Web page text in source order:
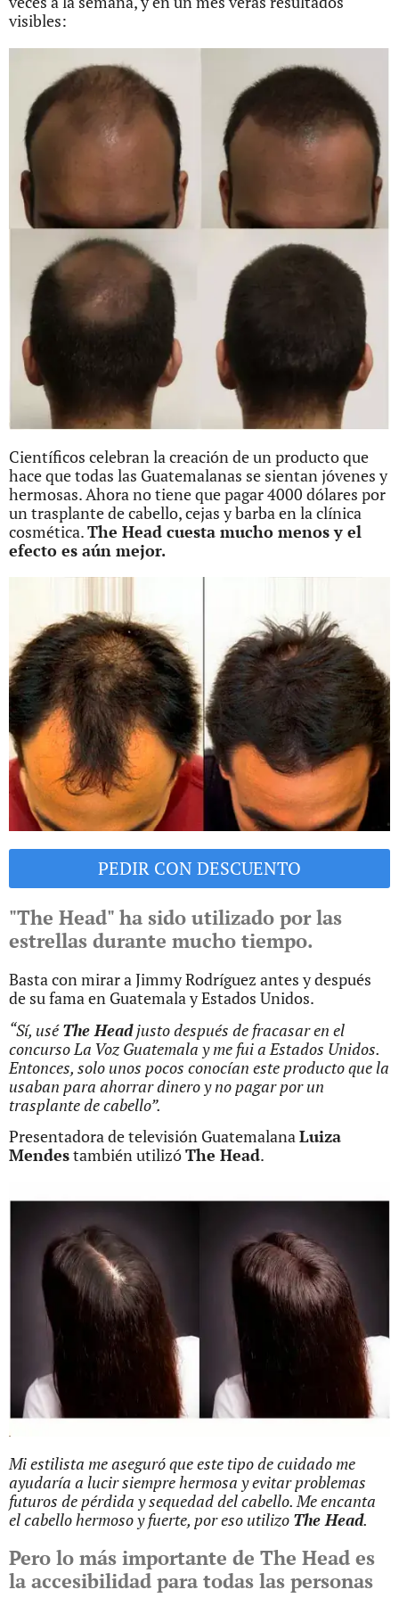
visibles:
Científicos celebran la creación de un producto que
hace que todas las Guatemalanas se sientan jóvenes y
hermosas. Ahora no tiene que pagar 4000 dólares por
un trasplante de cabello, cejas y barba en la clínica
cosmética.The Head cuesta mucho menos y el
efecto es aún mejor.
PEDIR CON DESCUENTO
"The Head" ha sido utilizado por las
estrellas durante mucho tiempo.
Basta con mirar a Jimmy Rodríguez antes y después
de su fama en Guatemala y Estados Unidos.
“Sí, uséThe Headjusto después de fracasar en el
concurso La Voz Guatemala y me fui a Estados Unidos.
Entonces, solo unos pocos conocían este producto que la
usaban para ahorrar dinero y no pagar por un
trasplante de cabello”.
Presentadora de televisión GuatemalanaLuiza
Mendestambién utilizóThe Head.
Mi estilista me aseguró que este tipo de cuidado me
ayudaría a lucir siempre hermosa y evitar problemas
futuros de pérdida y sequedad del cabello. Me encanta
el cabello hermoso y fuerte, por eso utilizo The Head.
Pero lo más importante de The Head es
la accesibilidad para todas las personas